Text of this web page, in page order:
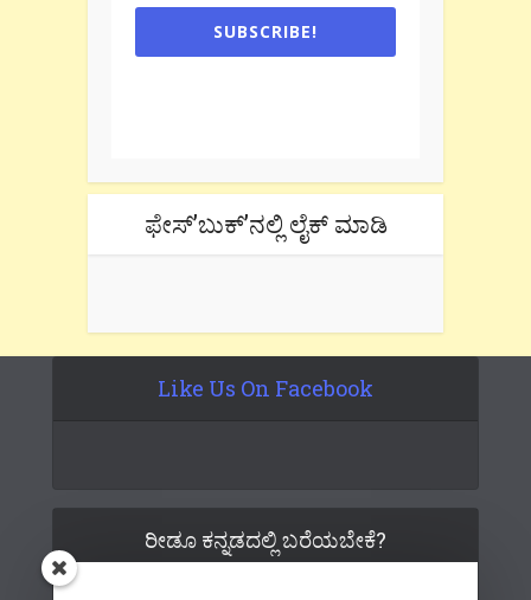
SUBSCRIBE!
ಫೇಸ್’ಬುಕ್’ನಲ್ಲಿ ಲೈಕ್ ಮಾಡಿ
Like Us On Facebook
ರೀಡೂ ಕನ್ನಡದಲ್ಲಿ ಬರೆಯಬೇಕೆ?